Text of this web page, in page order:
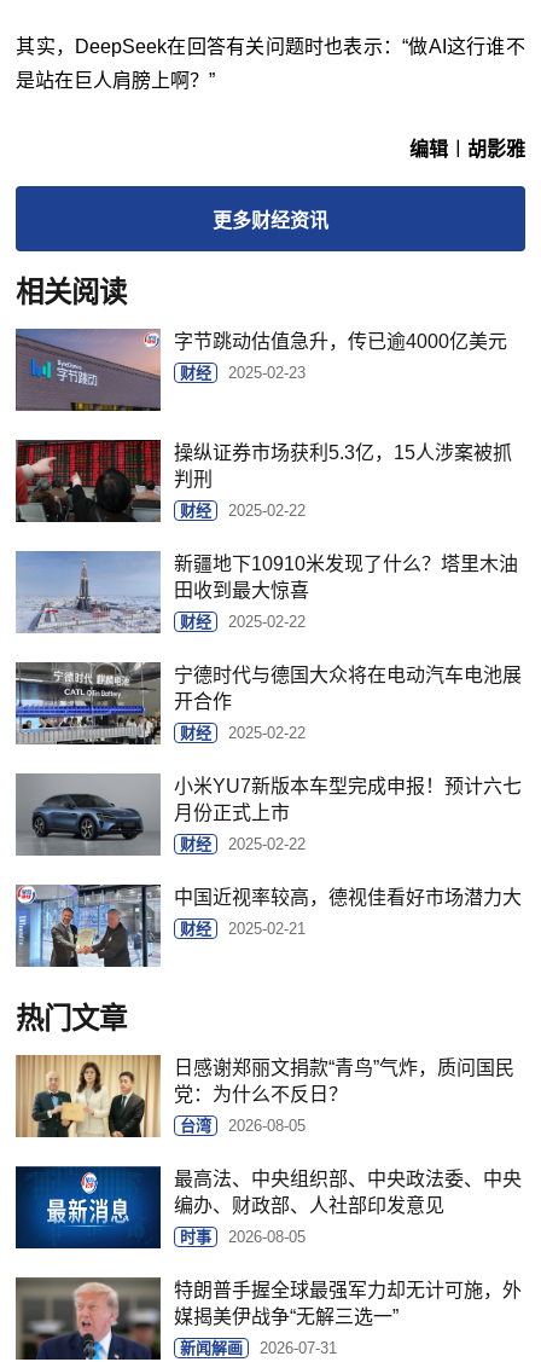
其实，DeepSeek在回答有关问题时也表示：“做AI这行谁不
是站在巨人肩膀上啊？”
编辑︱胡影雅
更多财经资讯
相关阅读
字节跳动估值急升，传已逾4000亿美元
财经 2025-02-23
操纵证券市场获利5.3亿，15人涉案被抓
判刑
财经 2025-02-22
新疆地下10910米发现了什么？塔里木油
田收到最大惊喜
财经 2025-02-22
宁德时代与德国大众将在电动汽车电池展
开合作
财经 2025-02-22
小米YU7新版本车型完成申报！预计六七
月份正式上市
财经 2025-02-22
中国近视率较高，德视佳看好市场潜力大
财经 2025-02-21
热门文章
日感谢郑丽文捐款“青鸟”气炸，质问国民
党：为什么不反日？
台湾 2026-08-05
最高法、中央组织部、中央政法委、中央
编办、财政部、人社部印发意见
时事 2026-08-05
特朗普手握全球最强军力却无计可施，外
媒揭美伊战争“无解三选一”
新闻解画 2026-07-31